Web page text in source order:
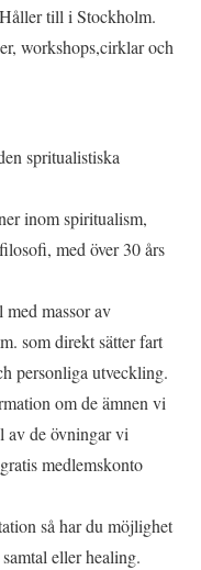
till i Stockholm.
workshops,cirklar och
spritualistiska
inom spiritualism,
med över 30 års
massor av
som direkt sätter fart
personliga utveckling.
om de ämnen vi
av de övningar vi
medlemskonto
så har du möjlighet
eller healing.